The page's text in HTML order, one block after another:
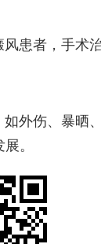
患者，手术
外伤、暴晒
。